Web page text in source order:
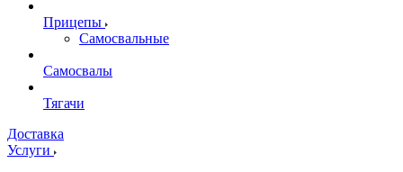
Прицепы
Самосвальные
Самосвалы
Тягачи
Доставка
Услуги